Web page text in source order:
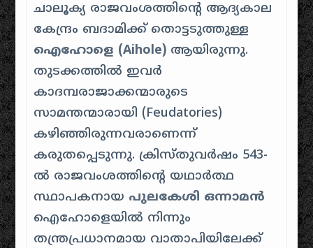
ചാലൂക്യ രാജവംശത്തിന്റെ ആദ്യകാല
കേന്ദ്രം ബദാമിക്ക് തൊട്ടടുത്തുള്ള
ഐഹോളെ (Aihole) ആയിരുന്നു.
തുടക്കത്തിൽ ഇവർ
കാദമ്പരാജാക്കന്മാരുടെ
സാമന്തന്മാരായി (Feudatories)
കഴിഞ്ഞിരുന്നവരാണെന്ന്
കരുതപ്പെടുന്നു. ക്രിസ്തുവർഷം 543-
ൽ രാജവംശത്തിന്റെ യഥാർത്ഥ
സ്ഥാപകനായ പുലകേശി ഒന്നാമൻ
ഐഹോളെയിൽ നിന്നും
തന്ത്രപ്രധാനമായ വാതാപിയിലേക്ക്